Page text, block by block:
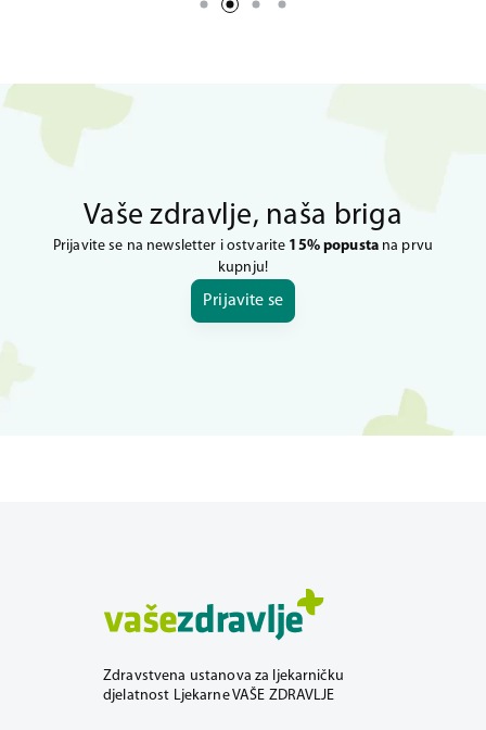
Vaše zdravlje, naša briga
Prijavite se na newsletter i ostvarite 15% popustana prvu
kupnju!
Prijavite se
Zdravstvena ustanova za ljekarničku
djelatnost Ljekarne VAŠE ZDRAVLJE